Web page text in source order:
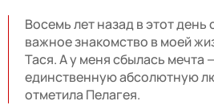
Восемь лет назад в этот день
важное знакомство в моей
Тася. А у меня сбылась мечта
единственную абсолютную
отметила Пелагея.